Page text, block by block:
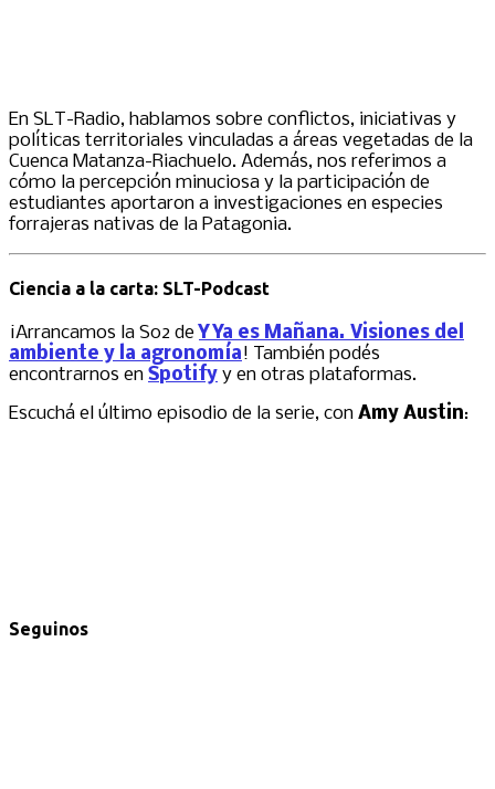
En SLT-Radio, hablamos sobre conflictos, iniciativas y
políticas territoriales vinculadas a áreas vegetadas de la
Cuenca Matanza-Riachuelo. Además, nos referimos a
cómo la percepción minuciosa y la participación de
estudiantes aportaron a investigaciones en especies
forrajeras nativas de la Patagonia.
Ciencia a la carta: SLT-Podcast
¡Arrancamos la S02 deY Ya es Mañana. Visiones del
ambiente y la agronomía! También podés
encontrarnos en Spotify y en otras plataformas.
Escuchá el último episodio de la serie, con Amy Austin:
Seguinos